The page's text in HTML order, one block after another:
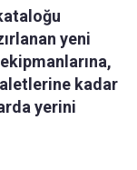
yeni
kadar
yerini